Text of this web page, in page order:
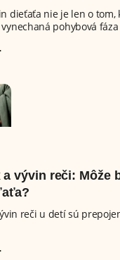
dieťaťa nie je len o tom,
pohybová fáza
a vývin reči: Môže
reči u detí sú